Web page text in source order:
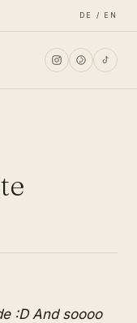
DE / EN
:D And soooo